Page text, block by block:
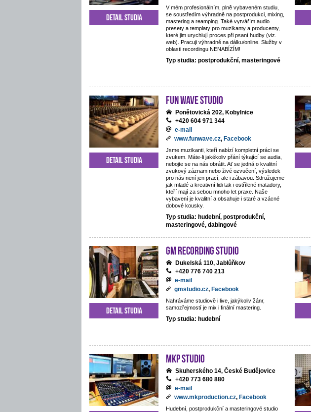
V mém profesionálním, plně vybaveném studiu,
se soustředím výhradně na postprodukci, mixing,
mastering a reamping. Také vytvářím audio
presety a templaty pro muzikanty a producenty,
které jim urychlují proces při psaní hudby (viz.
web). Pracuji výhradně na dálku/online. Služby v
oblasti recordingu NENABÍZÍM!
Typ studia: postprodukční, masteringové
Detail studia
Fun Wave Studio
Ponětovická 202, Kobylnice
+420 604 971 344
e-mail
www.funwave.cz, Facebook
Jsme muzikanti, kteří nabízí kompletní práci se
zvukem. Máte-li jakékoliv přání týkající se audia,
nebojte se na nás obrátit. Ať se jedná o kvalitní
zvukový záznam nebo živé ozvučení, výsledek
pro nás není jen prací, ale i zábavou. Sdružujeme
jak mladé a kreativní lidi tak i ostřílené matadory,
kteří mají za sebou mnoho let praxe. Naše
vybavení je kvalitní a obsahuje i staré a vzácné
dobové kousky.
Typ studia: hudební, postprodukční,
masteringové, dabingové
Detail studia
GM Recording Studio
Dukelská 110, Jablůňkov
+420 776 740 213
e-mail
gmstudio.cz, Facebook
Nahráváme studiově i live, jakýkoliv žánr,
samozřejmostí je mix i finální mastering.
Typ studia: hudební
Detail studia
MKP STUDIO
Skuherského 14, České Budějovice
+420 773 680 880
e-mail
www.mkproduction.cz, Facebook
Hudební, postprodukční a masteringové studio